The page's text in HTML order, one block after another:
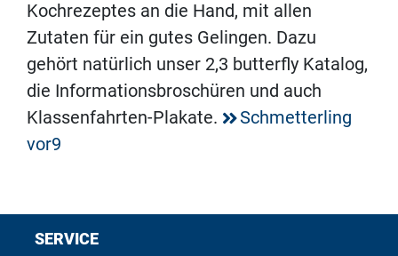
Kochrezeptes an die Hand, mit allen
Zutaten für ein gutes Gelingen. Dazu
gehört natürlich unser 2,3 butterfly Katalog,
die Informationsbroschüren und auch
Klassenfahrten-Plakate.
Schmetterling
vor9
SERVICE